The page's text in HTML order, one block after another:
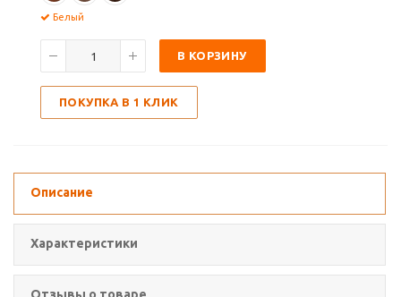
Белый
В КОРЗИНУ
ПОКУПКА В 1 КЛИК
Описание
Характеристики